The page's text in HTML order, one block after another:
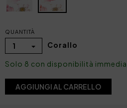
QUANTITÀ
1 Corallo
Solo 8 con disponibilità
AGGIUNGI AL CARRELLO